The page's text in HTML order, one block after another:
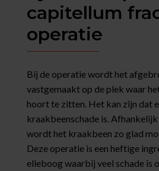
capitellum
operatie
Bij de operatie wordt het
vastgemaakt op de plek waar
hoort te zitten. Het kan zijn dat
kraakbeenschade is. Afhankelijk
wordt het kraakbeen zo glad
Deze operatie is een heftige
elleboog waarbij veel schade is